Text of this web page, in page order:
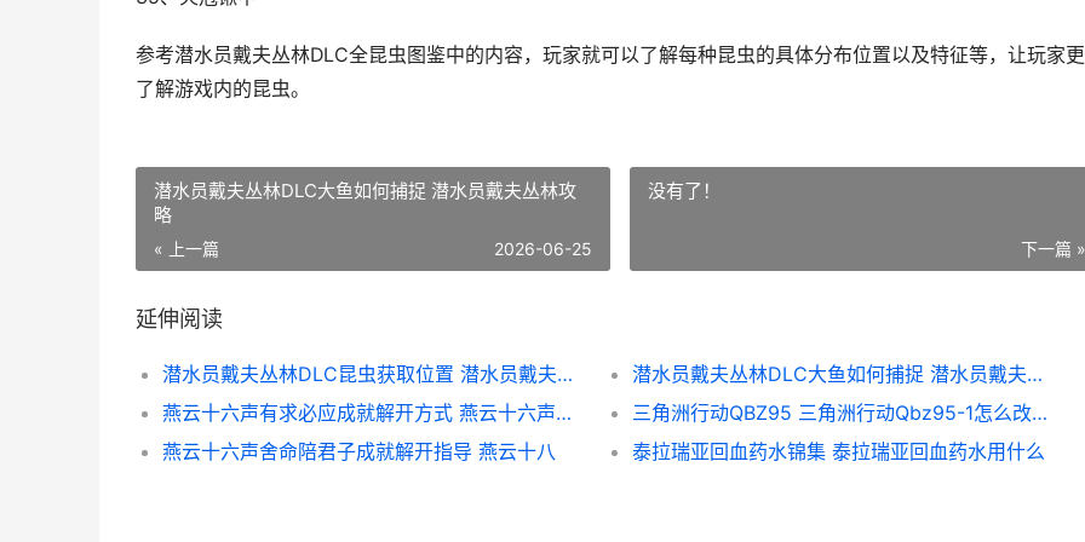
参考潜水员戴夫丛林DLC全昆虫图鉴中的内容，玩家就可以了解每种昆虫的具体分布位置以及特征等，让玩家
了解游戏内的昆虫。
潜水员戴夫丛林DLC大鱼如何捕捉 潜水员戴夫丛林攻
略
« 上一篇 2026-06-25
没有了！
下一篇 »
延伸阅读
潜水员戴夫丛林DLC昆虫获取位置 潜水员戴夫丛林DLC
潜水员戴夫丛林DLC大鱼如何捕捉 潜水员戴夫丛林攻略
燕云十六声有求必应成就解开方式 燕云十六声求救声
三角洲行动QBZ95 三角洲行动Qbz95-1怎么改才最好用
燕云十六声舍命陪君子成就解开指导 燕云十八
泰拉瑞亚回血药水锦集 泰拉瑞亚回血药水用什么